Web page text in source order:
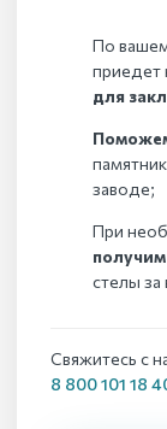
По
приедет
для
заводе;
При
стелы за
Свяжитесь с
8 800 101 18